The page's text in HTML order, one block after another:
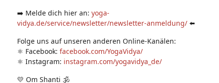
➡️ Melde dich hier an: yoga-
vidya.de/service/newsletter/newsletter-anmeldung/ ⬅️
Folge uns auf unseren anderen Online-Kanälen:
⚛️ Facebook: facebook.com/YogaVidya/
⚛️ Instagram: instagram.com/yogavidya_de/
💛 Om Shanti 🕉